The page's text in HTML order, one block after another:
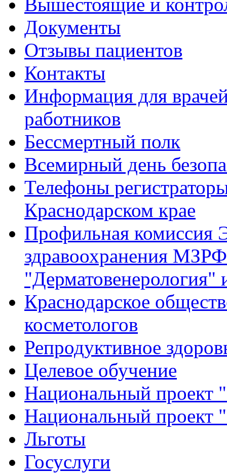
Документы
Отзывы пациентов
Контакты
Информация для
работников
Бессмертный полк
Всемирный день
Телефоны
Краснодарском крае
Профильная комиссия
здравоохранения
"Дерматовенерология"
Краснодарское
косметологов
Репродуктивное
Целевое обучение
Национальный проект
Национальный проект
Льготы
Госуслуги